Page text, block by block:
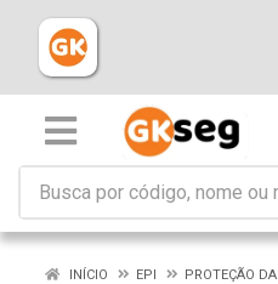
INÍCIO EPI
PROTEÇÃO